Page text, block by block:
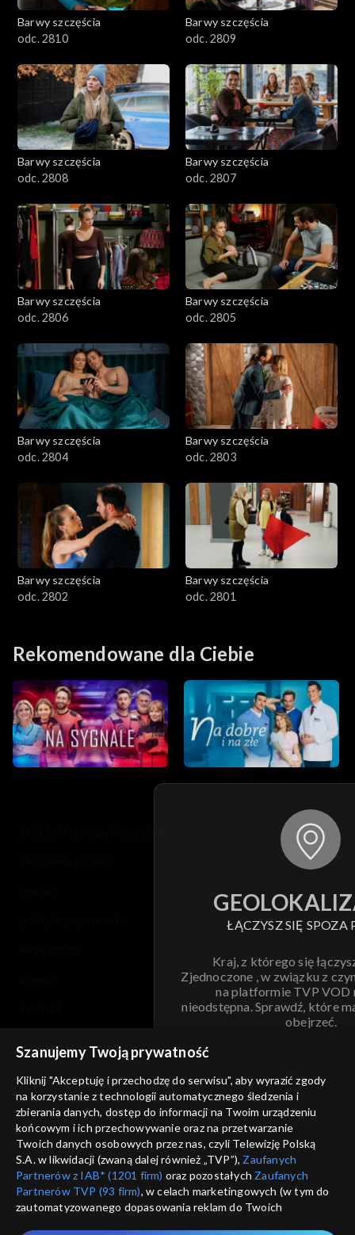
Barwy szczęścia
odc. 2810
Barwy szczęścia
odc. 2809
Barwy szczęścia
odc. 2808
Barwy szczęścia
odc. 2807
Barwy szczęścia
odc. 2806
Barwy szczęścia
odc. 2805
Barwy szczęścia
odc. 2804
Barwy szczęścia
odc. 2803
Barwy szczęścia
odc. 2802
Barwy szczęścia
odc. 2801
Rekomendowane dla Ciebie
ŁĄCZYSZ SIĘ SPOZA
Kraj, z którego się
Zjednoczone , w związku z
na platformie TVP VOD
nieodstępna. Sprawdź, które
obejrzeć.
ANULUJ
informacje o dostawcy usług
Szanujemy Twoją prywatność
Kliknij "Akceptuję i przechodzę do serwisu", aby wyrazić zgody
na korzystanie z technologii automatycznego śledzenia i
zbierania danych, dostęp do informacji na Twoim urządzeniu
końcowym i ich przechowywanie oraz na przetwarzanie
Twoich danych osobowych przez nas, czyli Telewizję Polską
S.A. w likwidacji (zwaną dalej również „TVP”), Zaufanych
Partnerów z IAB* (1201 firm) oraz pozostałych Zaufanych
Partnerów TVP (93 firm), w celach marketingowych (w tym do
zautomatyzowanego dopasowania reklam do Twoich